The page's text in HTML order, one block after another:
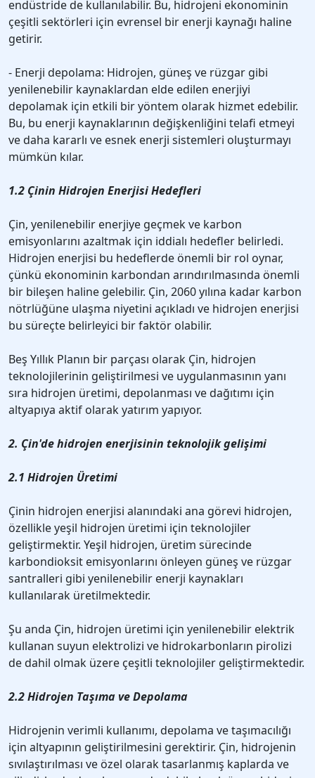
endüstride de kullanılabilir. Bu, hidrojeni ekonominin
çeşitli sektörleri için evrensel bir enerji kaynağı haline
getirir.
- Enerji depolama: Hidrojen, güneş ve rüzgar gibi
yenilenebilir kaynaklardan elde edilen enerjiyi
depolamak için etkili bir yöntem olarak hizmet edebilir.
Bu, bu enerji kaynaklarının değişkenliğini telafi etmeyi
ve daha kararlı ve esnek enerji sistemleri oluşturmayı
mümkün kılar.
1.2 Çinin Hidrojen Enerjisi Hedefleri
Çin, yenilenebilir enerjiye geçmek ve karbon
emisyonlarını azaltmak için iddialı hedefler belirledi.
Hidrojen enerjisi bu hedeflerde önemli bir rol oynar,
çünkü ekonominin karbondan arındırılmasında önemli
bir bileşen haline gelebilir. Çin, 2060 yılına kadar karbon
nötrlüğüne ulaşma niyetini açıkladı ve hidrojen enerjisi
bu süreçte belirleyici bir faktör olabilir.
Beş Yıllık Planın bir parçası olarak Çin, hidrojen
teknolojilerinin geliştirilmesi ve uygulanmasının yanı
sıra hidrojen üretimi, depolanması ve dağıtımı için
altyapıya aktif olarak yatırım yapıyor.
2. Çin'de hidrojen enerjisinin teknolojik gelişimi
2.1 Hidrojen Üretimi
Çinin hidrojen enerjisi alanındaki ana görevi hidrojen,
özellikle yeşil hidrojen üretimi için teknolojiler
geliştirmektir. Yeşil hidrojen, üretim sürecinde
karbondioksit emisyonlarını önleyen güneş ve rüzgar
santralleri gibi yenilenebilir enerji kaynakları
kullanılarak üretilmektedir.
Şu anda Çin, hidrojen üretimi için yenilenebilir elektrik
kullanan suyun elektrolizi ve hidrokarbonların pirolizi
de dahil olmak üzere çeşitli teknolojiler geliştirmektedir.
2.2 Hidrojen Taşıma ve Depolama
Hidrojenin verimli kullanımı, depolama ve taşımacılığı
için altyapının geliştirilmesini gerektirir. Çin, hidrojenin
sıvılaştırılması ve özel olarak tasarlanmış kaplarda ve